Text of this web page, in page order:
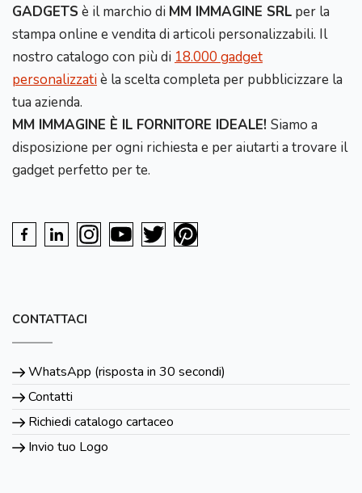
GADGETS è il marchio di MM IMMAGINE SRL per la
stampa online e vendita di articoli personalizzabili. Il
nostro catalogo con più di 18.000 gadget
personalizzatiè la scelta completa per pubblicizzare la
tua azienda.
MM IMMAGINE È IL FORNITORE IDEALE! Siamo a
disposizione per ogni richiesta e per aiutarti a trovare il
gadget perfetto per te.
CONTATTACI
WhatsApp (risposta in 30 secondi)
Contatti
Richiedi catalogo cartaceo
Invio tuo Logo